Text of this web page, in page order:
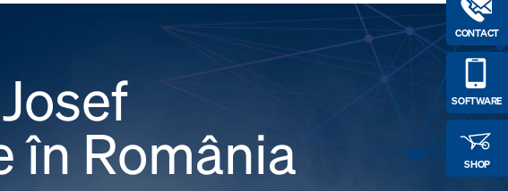
CONTACT
SOFTWARE
SHOP
în România